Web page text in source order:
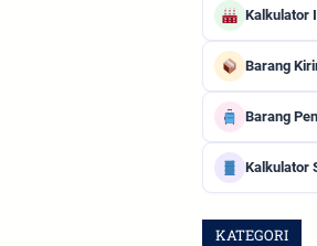
Kalkulator
Barang
Barang
Kalkulator
KATEGORI